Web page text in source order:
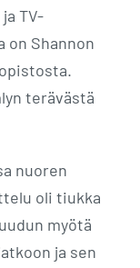
ja TV-
on Shannon
terävästä
nuoren
oli tiukka
myötä
ja sen